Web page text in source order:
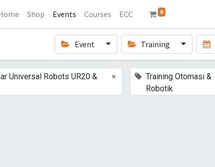
Shop Events Courses ECC 0
Event Training
Universal Robots UR20 &
×
Training Otomasi &
Robotik